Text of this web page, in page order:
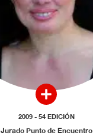
2009 - 54 EDICIÓN
Jurado Punto de Encuentro